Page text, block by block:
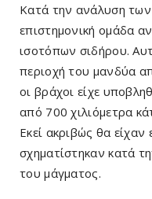
Κατά την ανάλυση
επιστημονική ομάδα
ισοτόπων σιδήρου.
περιοχή του μανδύα
οι βράχοι είχε
από 700 χιλιόμετρα
Εκεί ακριβώς θα
σχηματίστηκαν κατά
του μάγματος.